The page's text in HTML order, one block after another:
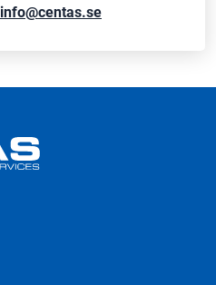
info@centas.se